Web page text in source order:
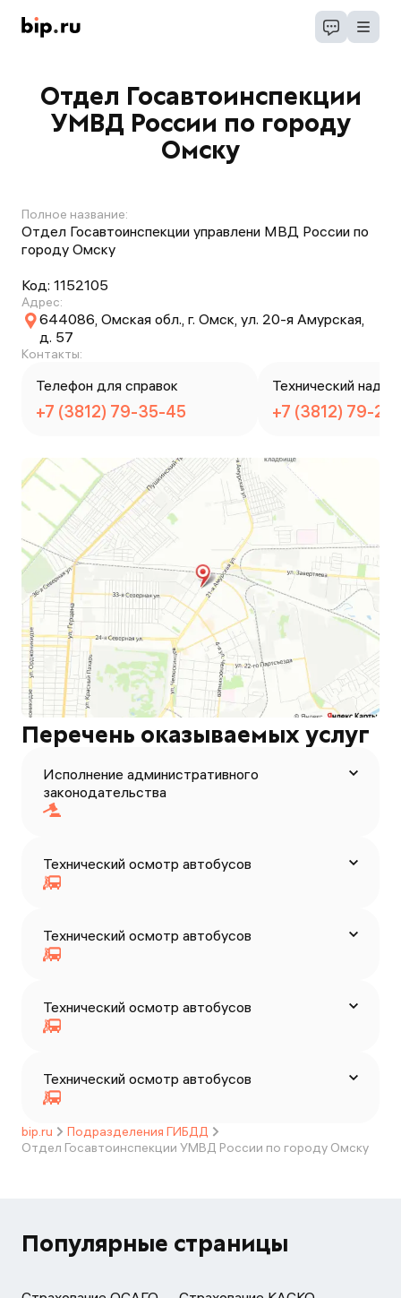
Отдел Госавтоинспекции
УМВД России по городу
Омску
Полное название:
Отдел Госавтоинспекции управлени МВД России по
городу Омску
Код: 1152105
Адрес:
644086, Омская обл., г. Омск, ул. 20-я Амурская,
д. 57
Контакты:
Телефон для справок
+7 (3812) 79-35-45
Технический
+7 (3812) 79-
Перечень оказываемых услуг
Исполнение административного
законодательства
Технический осмотр автобусов
Технический осмотр автобусов
Технический осмотр автобусов
Технический осмотр автобусов
bip.ru
Подразделения ГИБДД
Отдел Госавтоинспекции УМВД России по городу Омску
Популярные страницы